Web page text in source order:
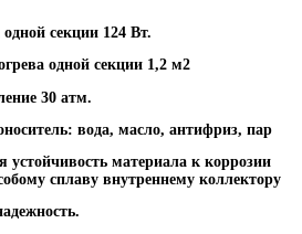
одной секции 124 Вт.
одной секции 1,2 м2
30 атм.
вода, масло, антифриз, пар
материала к коррозии
сплаву внутреннему коллектору